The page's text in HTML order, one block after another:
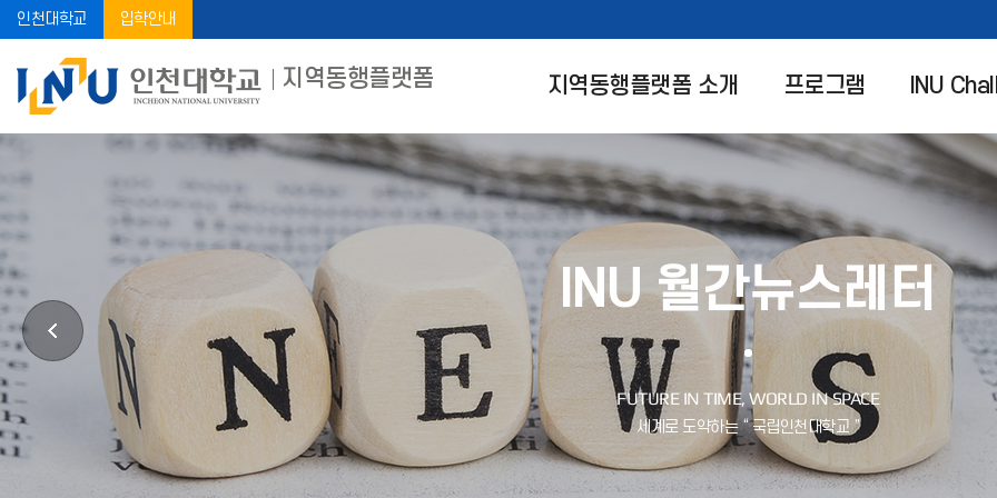
인천대학교 입학안내
지역동행플랫폼 지역동행플랫폼 소개 프로그램 INU
INU 월간뉴스레터